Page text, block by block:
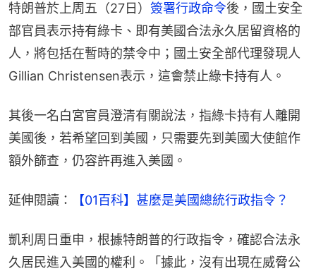
特朗普於上周五（27日） 簽署行政命令後，國土安全
部官員表示持有綠卡、即有美國合法永久居留資格的
人，將包括在暫時的禁令中；國土安全部代理發現人
Gillian Christensen表示，這會禁止綠卡持有人。
其後一名白宮官員澄清有關說法，指綠卡持有人離開
美國後，若希望回到美國，只需要先到美國大使館作
額外篩查，仍容許再進入美國。
延伸閱讀： 【01百科】甚麼是美國總統行政指令？
凱利周日重申，根據特朗普的行政指令，確認合法永
久居民進入美國的權利。「據此，沒有出現在威脅公